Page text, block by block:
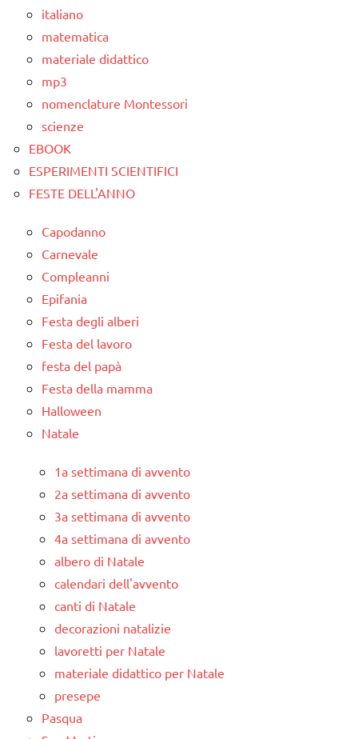
italiano
matematica
materiale didattico
mp3
nomenclature Montessori
scienze
EBOOK
ESPERIMENTI SCIENTIFICI
FESTE DELL'ANNO
Capodanno
Carnevale
Compleanni
Epifania
Festa degli alberi
Festa del lavoro
festa del papà
Festa della mamma
Halloween
Natale
1a settimana di avvento
2a settimana di avvento
3a settimana di avvento
4a settimana di avvento
albero di Natale
calendari dell'avvento
canti di Natale
decorazioni natalizie
lavoretti per Natale
materiale didattico per Natale
presepe
Pasqua